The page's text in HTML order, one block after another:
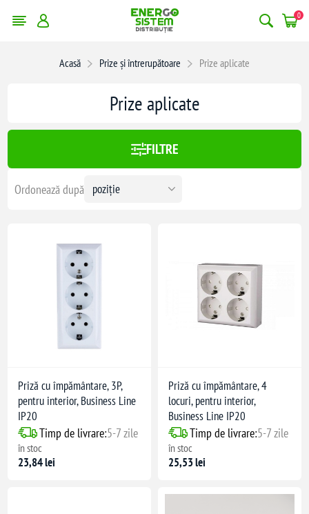
0
Acasă Prize și întrerupătoare
Prize aplicate
47
Prize aplicate
FILTRE
Ordonează după
Priză cu împământare, 3P,
pentru interior, Business Line
IP20
Timp de livrare:5-7 zile
în stoc
23,84 lei
Priză cu împământare, 4
locuri, pentru interior,
Business Line IP20
Timp de livrare:5-7 zile
în stoc
25,53 lei